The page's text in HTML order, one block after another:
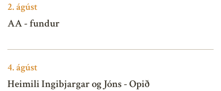
2.ágúst
AA - fundur
4.ágúst
Heimili Ingibjargar og Jóns - Opið